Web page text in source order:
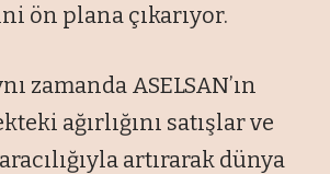
ön plana çıkarıyor.
zamanda ASELSAN’ın
ağırlığını satışlar ve
artırarak dünya